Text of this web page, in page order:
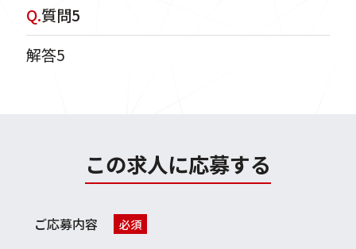
Q.質問5
解答5
この求人に応募する
ご応募内容 必須